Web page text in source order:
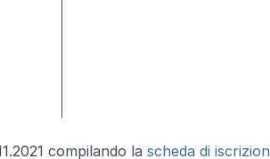
compilando la scheda di